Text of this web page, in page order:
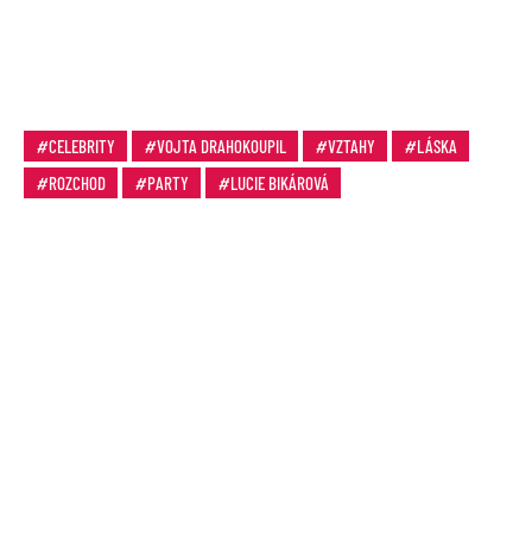
CELEBRITY VOJTA DRAHOKOUPIL VZTAHY
LÁSKA
ROZCHOD
PARTY LUCIE BIKÁROVÁ